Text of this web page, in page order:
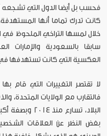
فحسب بل أيضا الدول التي تشجعه
كانت تدرك تماما أنها
خلال لمسها التراخي الملحوظ في
سابقا بالسعودية والإمارات
العكسية التي كانت تستهدفها
لا تقتصر التغييرات التي
فالتقارب مع الولايات المتحدة،
بغض النظر عن العلاقات